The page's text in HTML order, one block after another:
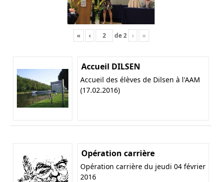
« ‹ de2 › »
Accueil DILSEN
Accueil des élèves de Dilsen à l'AAM
(17.02.2016)
Opération carrière
Opération carrière du jeudi 04 février
2016